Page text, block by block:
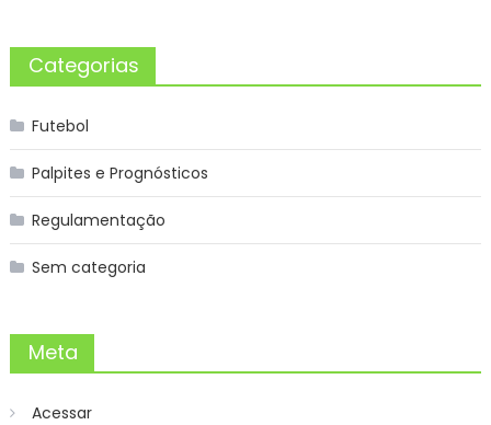
Categorias
Futebol
Palpites e Prognósticos
Regulamentação
Sem categoria
Meta
Acessar